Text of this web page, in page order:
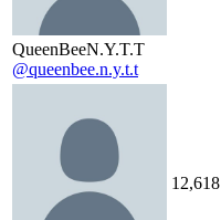
QueenBeeN.Y.T.T
@queenbee.n.y.t.t
12,618